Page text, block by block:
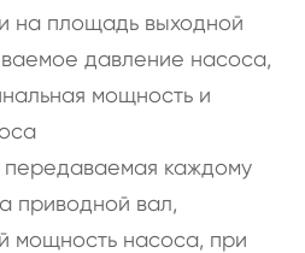
на площадь выходной
давление насоса,
мощность и
каждому
приводной вал,
мощность насоса, при